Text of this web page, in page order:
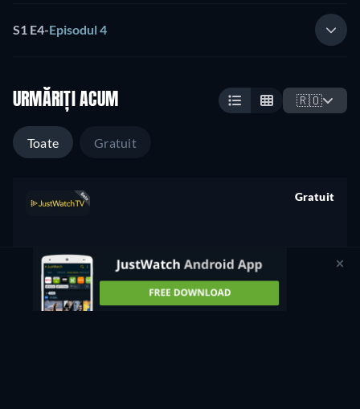
S1 E4-Episodul 4
URMĂRIȚI ACUM 🇷🇴
Toate Gratuit
CC HD
1 sezon -17min
Gratuit
Urmăriți acum